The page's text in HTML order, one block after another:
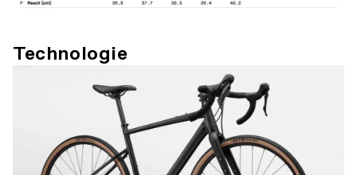
Technologie